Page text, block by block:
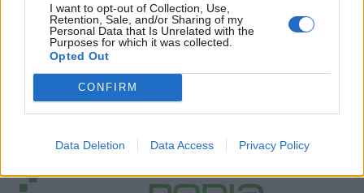
I want to opt-out of Collection, Use,
Retention, Sale, and/or Sharing of my
Personal Data that Is Unrelated with the
Purposes for which it was collected.
Opted Out
CONFIRM
Data Deletion Data Access Privacy Policy